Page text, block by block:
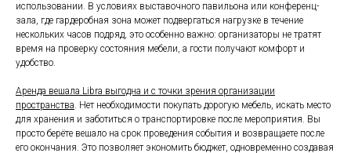
использовании. В условиях выставочного павильона или конференц-
зала, где гардеробная зона может подвергаться нагрузке в течение
нескольких часов подряд, это особенно важно: организаторы не тратят
время на проверку состояния мебели, а гости получают комфорт и
удобство.
Аренда вешала Libra выгодна и с точки зрения организации
пространства . Нет необходимости покупать дорогую мебель, искать место
для хранения и заботиться о транспортировке после мероприятия. Вы
просто берёте вешало на срок проведения события и возвращаете после
его окончания. Это позволяет экономить бюджет, одновременно создавая